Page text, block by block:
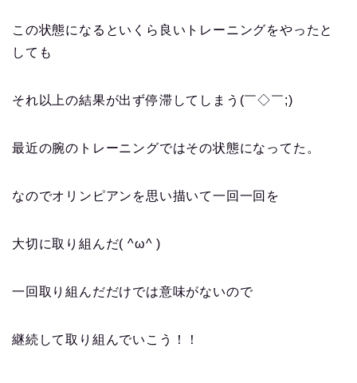
この状態になるといくら良いトレーニングをやったと
しても
それ以上の結果が出ず停滞してしまう(￣◇￣;)
最近の腕のトレーニングではその状態になってた。
なのでオリンピアンを思い描いて一回一回を
大切に取り組んだ( ^ω^ )
一回取り組んだだけでは意味がないので
継続して取り組んでいこう！！